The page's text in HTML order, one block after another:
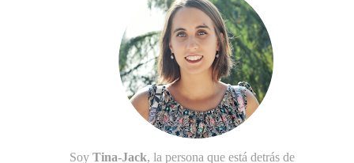
Soy Tina-Jack, la persona que está detrás de